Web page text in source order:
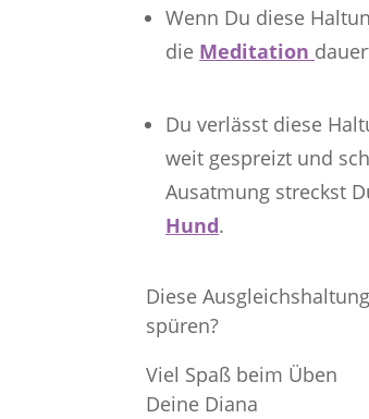
Wenn Du diese
die Meditation
Du verlässt diese
weit gespreizt und
Ausatmung streckst
Hund.
Diese
spüren?
Viel Spaß beim Üben
Deine Diana